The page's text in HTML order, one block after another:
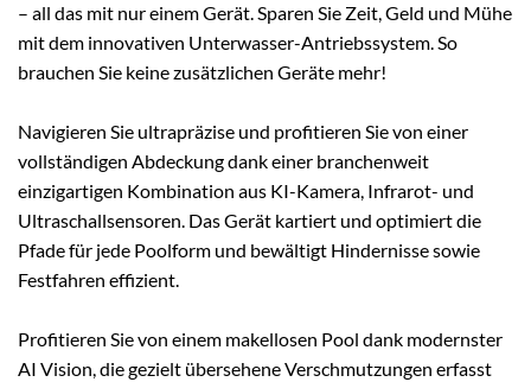
– all das mit nur einem Gerät. Sparen Sie Zeit, Geld und Mühe
mit dem innovativen Unterwasser-Antriebssystem. So
brauchen Sie keine zusätzlichen Geräte mehr!
Navigieren Sie ultrapräzise und profitieren Sie von einer
vollständigen Abdeckung dank einer branchenweit
einzigartigen Kombination aus KI-Kamera, Infrarot- und
Ultraschallsensoren. Das Gerät kartiert und optimiert die
Pfade für jede Poolform und bewältigt Hindernisse sowie
Festfahren effizient.
Profitieren Sie von einem makellosen Pool dank modernster
AI Vision, die gezielt übersehene Verschmutzungen erfasst